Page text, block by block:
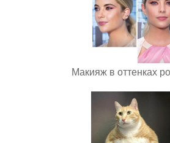
Макияж в оттенках